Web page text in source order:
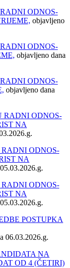
ODNOS-
objavljeno
ODNOS-
objavljeno dana
ODNOS-
objavljeno dana
RADNI ODNOS-
NA
ODNOS-
NA
ODNOS-
NA
POSTUPKA
06.03.2026.g.
NA
OD 4 (ČETIRI)